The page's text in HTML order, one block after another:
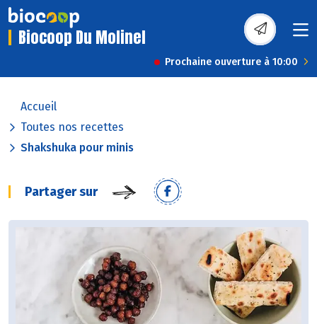
Biocoop Du Molinel
Prochaine ouverture à 10:00
Accueil
Toutes nos recettes
Shakshuka pour minis
Partager sur